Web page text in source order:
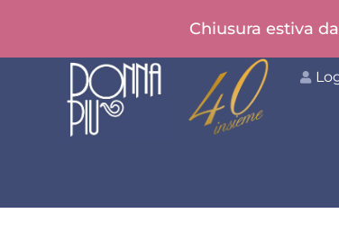
Chiusura estiva